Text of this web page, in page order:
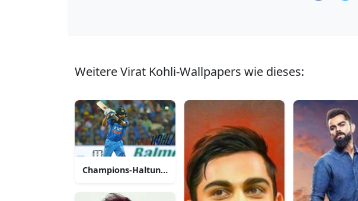
Weitere Virat Kohli-Wallpapers wie dieses:
Champions-Haltung - Virat Kohli in Aktion